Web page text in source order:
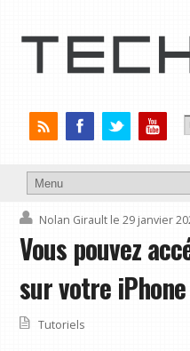
Nolan Girault le 29 janvier
Vous pouvez
sur votre
Tutoriels